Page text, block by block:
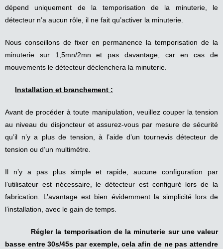
dépend uniquement de la temporisation de la minuterie, le
détecteur n’a aucun rôle, il ne fait qu’activer la minuterie.
Nous conseillons de fixer en permanence la temporisation de la
minuterie sur 1,5mn/2mn et pas davantage, car en cas de
mouvements le détecteur déclenchera la minuterie.
Installation et branchement :
Avant de procéder à toute manipulation, veuillez couper la tension
au niveau du disjoncteur et assurez-vous par mesure de sécurité
qu’il n’y a plus de tension, à l’aide d’un tournevis détecteur de
tension ou d’un multimètre.
Il n’y a pas plus simple et rapide, aucune configuration par
l’utilisateur est nécessaire, le détecteur est configuré lors de la
fabrication. L’avantage est bien évidemment la simplicité lors de
l’installation, avec le gain de temps.
Régler la temporisation de la minuterie sur une valeur
basse entre 30s/45s par exemple, cela afin de ne pas attendre